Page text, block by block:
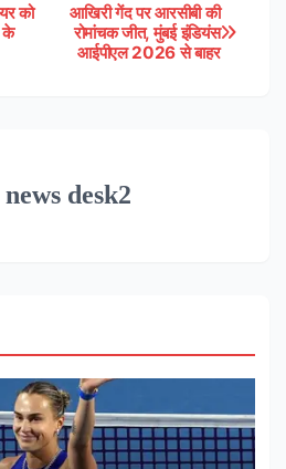
आखिरी गेंद पर आरसीबी की
रोमांचक जीत, मुंबई इंडियंस
आईपीएल 2026 से बाहर
को
के
news desk2